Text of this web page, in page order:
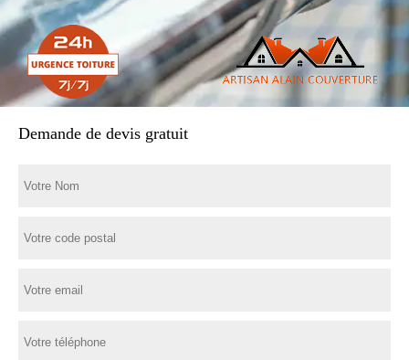
Demande de devis gratuit